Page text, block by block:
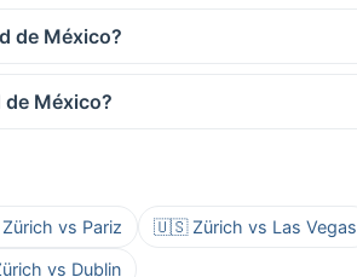
de México?
México?
vs Pariz 🇺🇸 Zürich vs Las Vegas
vs Dublin